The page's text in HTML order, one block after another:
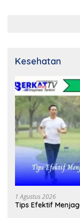
Kesehatan
1 Agustus 2026
Tips Efektif